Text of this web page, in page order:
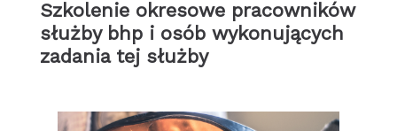
Szkolenie okresowe pracowników
służby bhp i osób wykonujących
zadania tej służby